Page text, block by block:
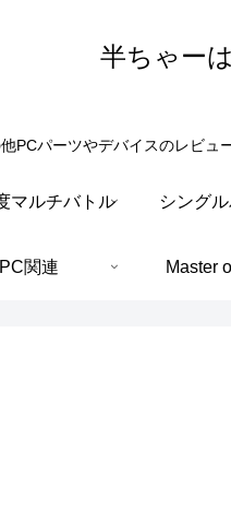
半ちゃー
PCパーツやデバイスのレビュ
マルチバトル シング
PC関連 Master